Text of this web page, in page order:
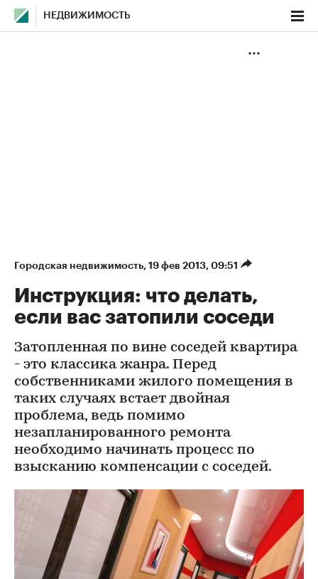
НЕДВИЖИМОСТЬ
Городская недвижимость⁠, 19 фев 2013, 09:51
Инструкция: что делать,
если вас затопили соседи
Затопленная по вине соседей квартира
- это классика жанра. Перед
собственниками жилого помещения в
таких случаях встает двойная
проблема, ведь помимо
незапланированного ремонта
необходимо начинать процесс по
взысканию компенсации с соседей.